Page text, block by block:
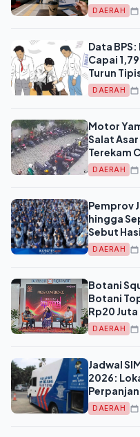
DAERAH
Data
Capai
Turun
DAERAH
Motor
Salat
Terekam
DAERAH
Pemprov
hingga
Sebut
Absensi
DAERAH
Botani
Botani
Rp20
DAERAH
Jadwal
2026:
DAERAH